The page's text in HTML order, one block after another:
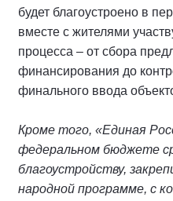
будет благоустроено в
вместе с жителями
процесса – от сбора
финансирования до
финального ввода
Кроме того, «Единая
федеральном бюджете
благоустройству,
народной программе, с